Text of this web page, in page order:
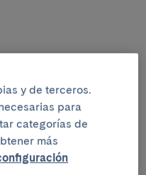
Francisco
de su trayectoria
la innovación y al
a trav...
y de terceros.
para
categorías de
más